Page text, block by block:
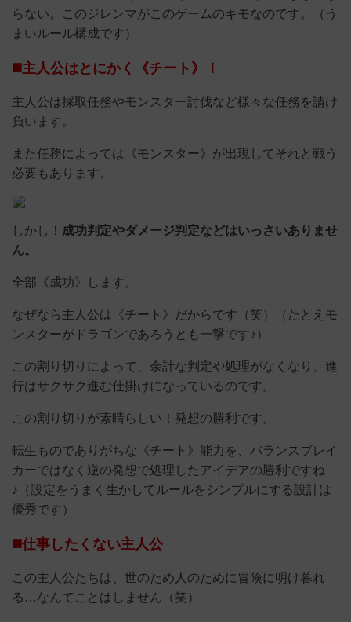
らない。このジレンマがこのゲームのキモなのです。（う
まいルール構成です）
◼️主人公はとにかく《チート》！
主人公は採取任務やモンスター討伐など様々な任務を請け
負います。
また任務によっては《モンスター》が出現してそれと戦う
必要もあります。
しかし！ 成功判定やダメージ判定などはいっさいありませ
ん。
全部《成功》します。
なぜなら主人公は《チート》だからです（笑）（たとえモ
ンスターがドラゴンであろうとも一撃です♪）
この割り切りによって、余計な判定や処理がなくなり、進
行はサクサク進む仕掛けになっているのです。
この割り切りが素晴らしい！発想の勝利です。
転生ものでありがちな《チート》能力を、バランスブレイ
カーではなく逆の発想で処理したアイデアの勝利ですね
♪（設定をうまく生かしてルールをシンプルにする設計は
優秀です）
◼️仕事したくない主人公
この主人公たちは、世のため人のために冒険に明け暮れ
る…なんてことはしません（笑）